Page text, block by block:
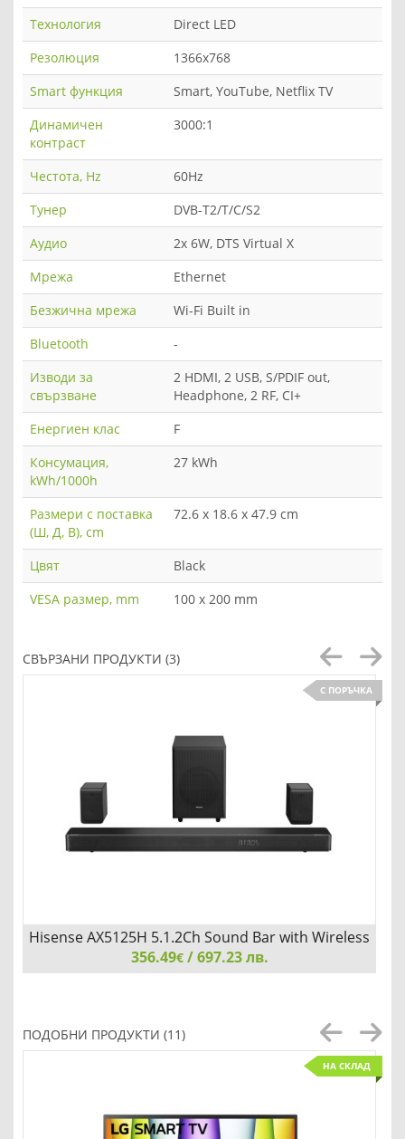
Технология
Direct LED
Резолюция
1366x768
Smart функция
Smart, YouTube, Netflix TV
Динамичен
контраст
3000:1
Честота, Hz
60Hz
Тунер
DVB-T2/T/C/S2
Аудио
2x 6W, DTS Virtual X
Мрежа
Ethernet
Безжична мрежа
Wi-Fi Built in
Bluetooth
-
Изводи за
свързване
2 HDMI, 2 USB, S/PDIF out,
Headphone, 2 RF, CI+
Енергиен клас
F
Консумация,
kWh/1000h
27 kWh
Размери с поставка
(Ш, Д, В), cm
72.6 x 18.6 x 47.9 cm
Цвят
Black
VESA размер, mm
100 x 200 mm
СВЪРЗАНИ ПРОДУКТИ (3)
С ПОРЪЧКА
Subwoofer, 500W, Dolby Atmos, Bluetooth 5.3, 4K HDMI
Pass Through, DTS:X, HDMI/AUX/ARC/Optical/USB, 7 EQ
Hisense AX5125H 5.1.2Ch Sound Bar with Wireless
Subwoofer
356.49€/ 697.23 лв.
ПОДОБНИ ПРОДУКТИ (11)
НА СКЛАД